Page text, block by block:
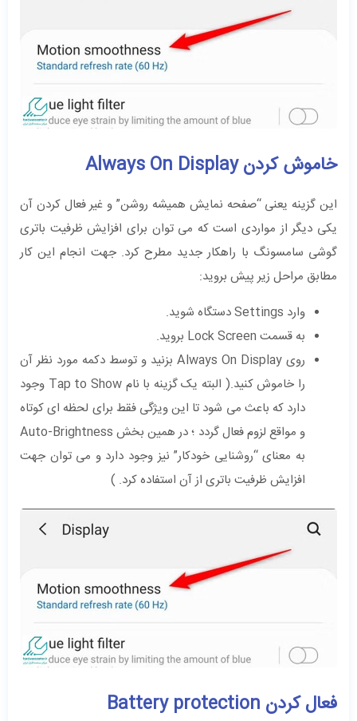
خاموش کردن Always On Display
این گزینه یعنی “صفحه نمایش همیشه روشن” و غیر فعال کردن آن
یکی دیگر از مواردی است که می توان برای افزایش ظرفیت باتری
گوشی سامسونگ با راهکار جدید مطرح کرد. جهت انجام این کار
مطابق مراحل زیر پیش بروید:
وارد Settings دستگاه شوید.
به قسمت Lock Screen بروید.
روی Always On Display بزنید و توسط دکمه مورد نظر آن
را خاموش کنید.( البته یک گزینه با نام Tap to Show وجود
دارد که باعث می شود تا این ویژگی فقط برای لحظه ای کوتاه
و مواقع لزوم فعال گردد ؛ در همین بخش Auto-Brightness
به معنای “روشنایی خودکار” نیز وجود دارد و می توان جهت
افزایش ظرفیت باتری از آن استفاده کرد. )
فعال کردن Battery protection